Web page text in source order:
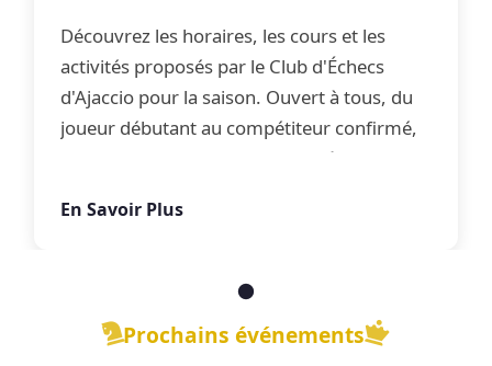
Découvrez les horaires, les cours et les
activités proposés par le Club d'Échecs
d'Ajaccio pour la saison. Ouvert à tous, du
joueur débutant au compétiteur confirmé,
le club propose une offre complète
de jeu libre dans une ambiance conviviale.
En Savoir Plus
Prochains événements